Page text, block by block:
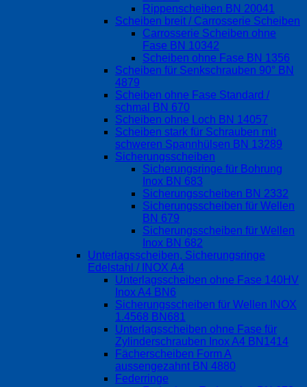
Rippenscheiben BN 20041
Scheiben breit / Carrosserie Scheiben
Carrosserie Scheiben ohne
Fase BN 10342
Scheiben ohne Fase BN 1356
Scheiben für Senkschrauben 90° BN
4879
Scheiben ohne Fase Standard /
schmal BN 670
Scheiben ohne Loch BN 14057
Scheiben stark für Schrauben mit
schweren Spannhülsen BN 13289
Sicherungsscheiben
Sicherungsringe für Bohrung
Inox BN 683
Sicherungsscheiben BN 2332
Sicherungsscheiben für Wellen
BN 679
Sicherungsscheiben für Wellen
Inox BN 682
Unterlagsscheiben, Sicherungsringe
Edelstahl / INOX A4
Unterlagsscheiben ohne Fase 140HV
Inox A4 BN6
Sicherungsscheiben für Wellen INOX
1.4568 BN681
Unterlagsscheiben ohne Fase für
Zylinderschrauben Inox A4 BN1414
Fächerscheiben Form A
aussengezahnt BN 4880
Federringe